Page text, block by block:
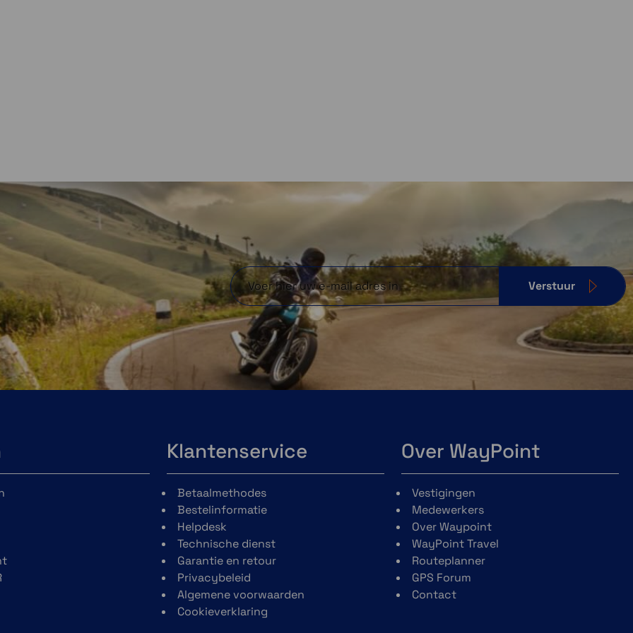
terrein
Verstuur
Klantenservice
Betaalmethodes
Bestelinformatie
Helpdesk
Technische dienst
Garantie en retour
Privacybeleid
Algemene voorwaarden
Cookieverklaring
Over WayPoint
Vestigingen
Medewerkers
Over Waypoint
WayPoint Travel
Routeplanner
GPS Forum
Contact